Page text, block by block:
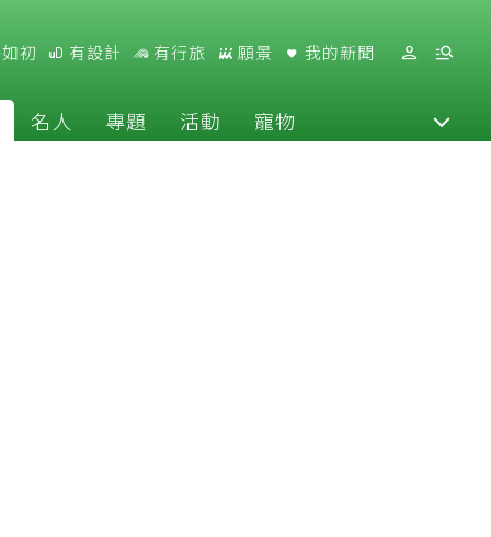
初 有設計 有行旅 願景 我的新聞
名人 專題 活動 寵物